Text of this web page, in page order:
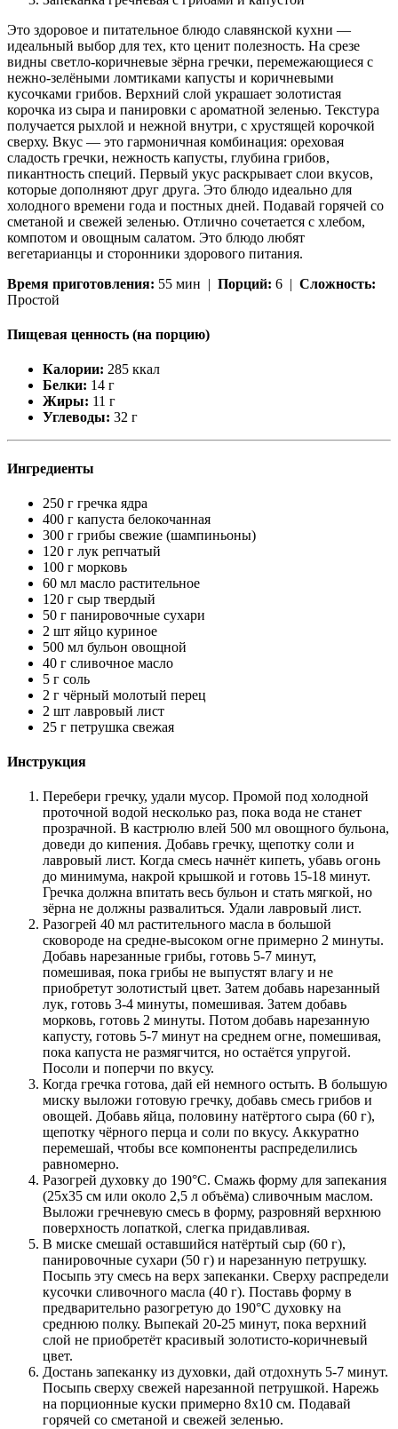
Это здоровое и питательное блюдо славянской кухни —
идеальный выбор для тех, кто ценит полезность. На срезе
видны светло-коричневые зёрна гречки, перемежающиеся с
нежно-зелёными ломтиками капусты и коричневыми
кусочками грибов. Верхний слой украшает золотистая
корочка из сыра и панировки с ароматной зеленью. Текстура
получается рыхлой и нежной внутри, с хрустящей корочкой
сверху. Вкус — это гармоничная комбинация: ореховая
сладость гречки, нежность капусты, глубина грибов,
пикантность специй. Первый укус раскрывает слои вкусов,
которые дополняют друг друга. Это блюдо идеально для
холодного времени года и постных дней. Подавай горячей со
сметаной и свежей зеленью. Отлично сочетается с хлебом,
компотом и овощным салатом. Это блюдо любят
вегетарианцы и сторонники здорового питания.
Время приготовления: 55 мин | Порций: 6 | Сложность:
Простой
Пищевая ценность (на порцию)
Калории: 285 ккал
Белки: 14 г
Жиры: 11 г
Углеводы: 32 г
Ингредиенты
250 г гречка ядра
400 г капуста белокочанная
300 г грибы свежие (шампиньоны)
120 г лук репчатый
100 г морковь
60 мл масло растительное
120 г сыр твердый
50 г панировочные сухари
2 шт яйцо куриное
500 мл бульон овощной
40 г сливочное масло
5 г соль
2 г чёрный молотый перец
2 шт лавровый лист
25 г петрушка свежая
Инструкция
Перебери гречку, удали мусор. Промой под холодной
проточной водой несколько раз, пока вода не станет
прозрачной. В кастрюлю влей 500 мл овощного бульона,
доведи до кипения. Добавь гречку, щепотку соли и
лавровый лист. Когда смесь начнёт кипеть, убавь огонь
до минимума, накрой крышкой и готовь 15-18 минут.
Гречка должна впитать весь бульон и стать мягкой, но
зёрна не должны развалиться. Удали лавровый лист.
Разогрей 40 мл растительного масла в большой
сковороде на средне-высоком огне примерно 2 минуты.
Добавь нарезанные грибы, готовь 5-7 минут,
помешивая, пока грибы не выпустят влагу и не
приобретут золотистый цвет. Затем добавь нарезанный
лук, готовь 3-4 минуты, помешивая. Затем добавь
морковь, готовь 2 минуты. Потом добавь нарезанную
капусту, готовь 5-7 минут на среднем огне, помешивая,
пока капуста не размягчится, но остаётся упругой.
Посоли и поперчи по вкусу.
Когда гречка готова, дай ей немного остыть. В большую
миску выложи готовую гречку, добавь смесь грибов и
овощей. Добавь яйца, половину натёртого сыра (60 г),
щепотку чёрного перца и соли по вкусу. Аккуратно
перемешай, чтобы все компоненты распределились
равномерно.
Разогрей духовку до 190°C. Смажь форму для запекания
(25x35 см или около 2,5 л объёма) сливочным маслом.
Выложи гречневую смесь в форму, разровняй верхнюю
поверхность лопаткой, слегка придавливая.
В миске смешай оставшийся натёртый сыр (60 г),
панировочные сухари (50 г) и нарезанную петрушку.
Посыпь эту смесь на верх запеканки. Сверху распредели
кусочки сливочного масла (40 г). Поставь форму в
предварительно разогретую до 190°C духовку на
среднюю полку. Выпекай 20-25 минут, пока верхний
слой не приобретёт красивый золотисто-коричневый
цвет.
Достань запеканку из духовки, дай отдохнуть 5-7 минут.
Посыпь сверху свежей нарезанной петрушкой. Нарежь
на порционные куски примерно 8x10 см. Подавай
горячей со сметаной и свежей зеленью.